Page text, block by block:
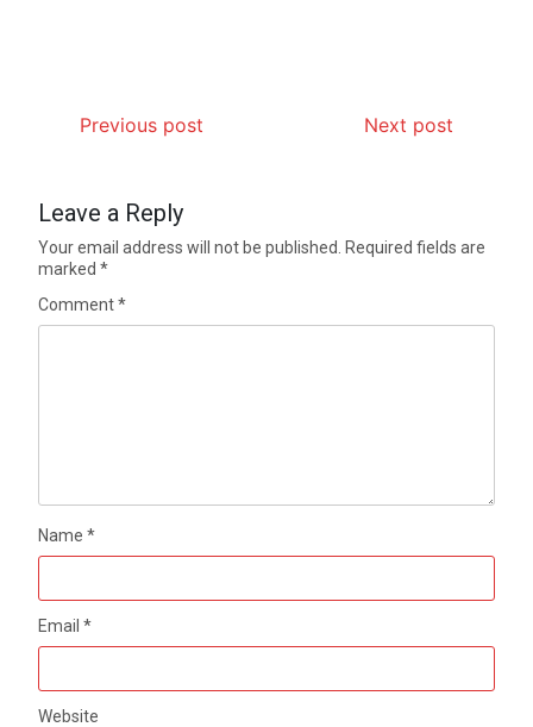
Previous post Next post
Leave a Reply
Your email address will not be published. Required fields are
marked*
Comment*
Name*
Email*
Website